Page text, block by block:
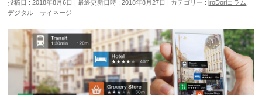
投稿日 : 2018年8月6日 最終更新日時 : 2018年8月27日 カテゴリー :iroDoriコラム
デジタル サイネージ